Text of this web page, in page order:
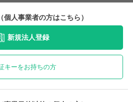
個人事業者の方はこちら）
新規法人登録
キーをお持ちの方